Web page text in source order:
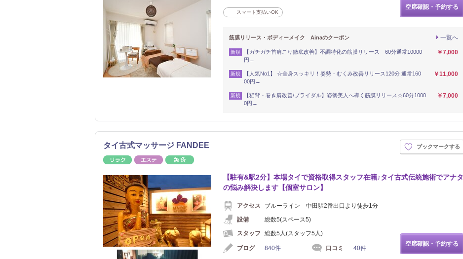
スマート支払いOK
空席確認・予約する
一覧へ
筋膜リリース・ボディーメイク Ainaのクーポン
新規
【ガチガチ首肩こり徹底改善】不調特化の筋膜リリース 60分通常10000
円→
￥7,000
新規
【人気No1】 ☆全身スッキリ！姿勢・むくみ改善リリース120分 通常160
00円→
￥11,000
新規
【猫背・巻き肩改善/ブライダル】姿勢美人へ導く筋膜リリース☆60分1000
0円→
￥7,000
タイ古式マッサージ FANDEE
リラク エステ
ブックマークする
【駐有&駅2分】本場タイで資格取得スタッフ在籍♪タイ古式伝統施術でアナタ
の悩み解決します【個室サロン】
アクセス
ブルーライン 中田駅2番出口より徒歩1分
設備
総数5(スペース5)
スタッフ
総数5人(スタッフ5人)
ブログ 840件 口コミ 40件
空席確認・予約する